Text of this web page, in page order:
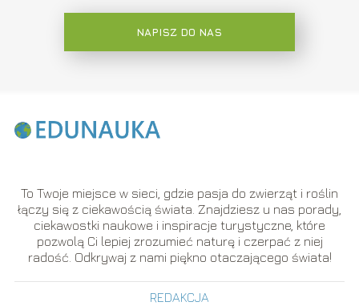
NAPISZ DO NAS
To Twoje miejsce w sieci, gdzie pasja do zwierząt i roślin
łączy się z ciekawością świata. Znajdziesz u nas porady,
ciekawostki naukowe i inspiracje turystyczne, które
pozwolą Ci lepiej zrozumieć naturę i czerpać z niej
radość. Odkrywaj z nami piękno otaczającego świata!
REDAKCJA